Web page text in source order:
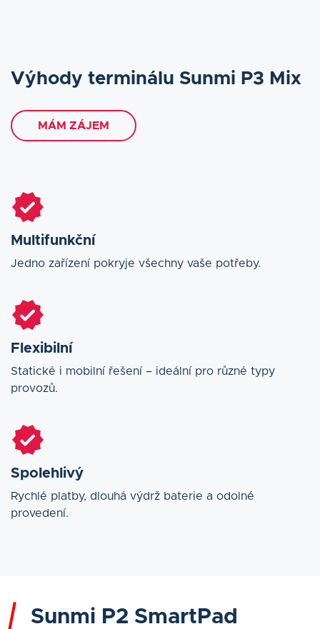
Výhody terminálu Sunmi P3 Mix
MÁM ZÁJEM
Multifunkční
Jedno zařízení pokryje všechny vaše potřeby.
Flexibilní
Statické i mobilní řešení – ideální pro různé typy
provozů.
Spolehlivý
Rychlé platby, dlouhá výdrž baterie a odolné
provedení.
Sunmi P2 SmartPad